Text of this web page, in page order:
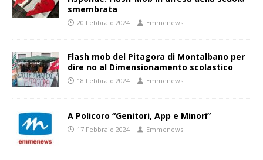
smembrata
20 Febbraio 2024 Emmenews
Flash mob del Pitagora di Montalbano per
dire no al Dimensionamento scolastico
18 Febbraio 2024 Emmenews
A Policoro “Genitori, App e Minori”
17 Febbraio 2024 Emmenews